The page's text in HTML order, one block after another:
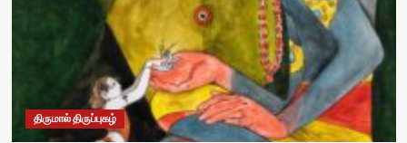
திருமால் திருப்புகழ்